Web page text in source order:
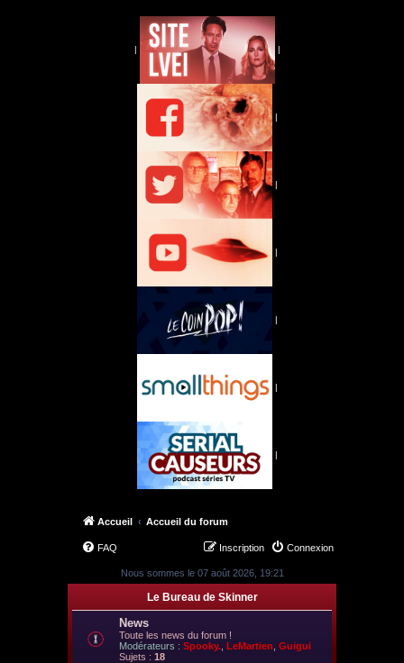
| |
|
|
|
|
|
|
Accueil Accueil du forum
FAQ Connexion
Inscription
Nous sommes le 07 août 2026, 19:21
Le Bureau de Skinner
News
Toute les news du forum !
Modérateurs : Spooky. LeMartien Guigui
Sujets : 18